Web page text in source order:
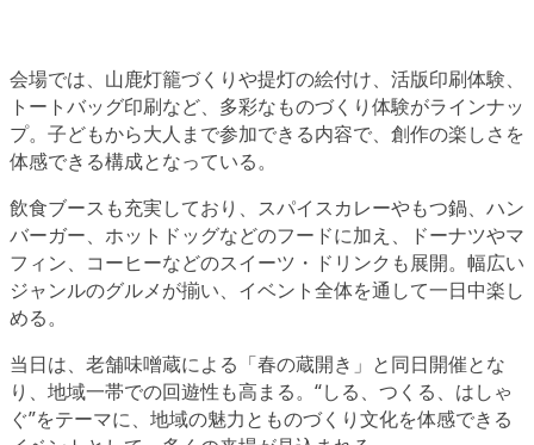
会場では、山鹿灯籠づくりや提灯の絵付け、活版印刷体験、
トートバッグ印刷など、多彩なものづくり体験がラインナッ
プ。子どもから大人まで参加できる内容で、創作の楽しさを
体感できる構成となっている。
飲食ブースも充実しており、スパイスカレーやもつ鍋、ハン
バーガー、ホットドッグなどのフードに加え、ドーナツやマ
フィン、コーヒーなどのスイーツ・ドリンクも展開。幅広い
ジャンルのグルメが揃い、イベント全体を通して一日中楽し
める。
当日は、老舗味噌蔵による「春の蔵開き」と同日開催とな
り、地域一帯での回遊性も高まる。“しる、つくる、はしゃ
ぐ”をテーマに、地域の魅力とものづくり文化を体感できる